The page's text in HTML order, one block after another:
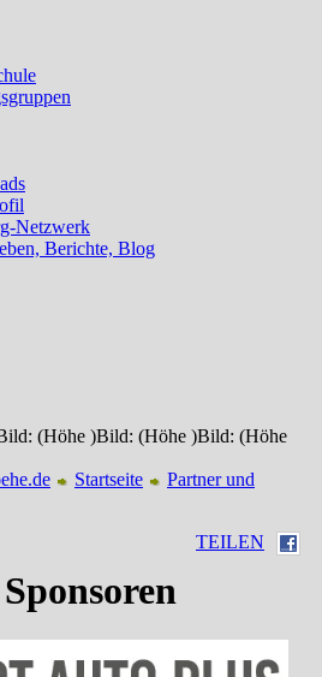
Netzwerk
Berichte, Blog
(Höhe )Bild: (Höhe )Bild: (Höhe
Startseite
Partner und
TEILEN